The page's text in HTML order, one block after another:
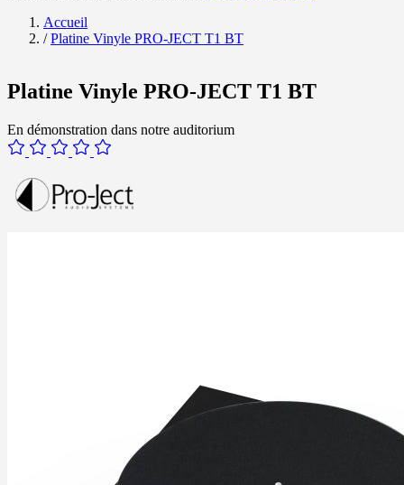
Accueil
/ Platine Vinyle PRO-JECT T1 BT
Platine Vinyle PRO-JECT T1 BT
En démonstration dans notre auditorium